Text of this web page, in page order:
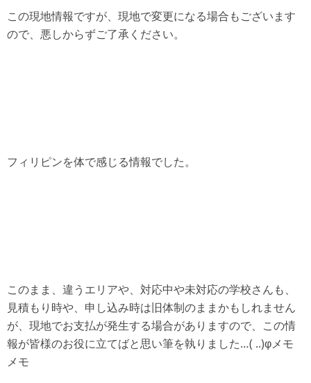
この現地情報ですが、現地で変更になる場合もございます
ので、悪しからずご了承ください。
フィリピンを体で感じる情報でした。
このまま、違うエリアや、対応中や未対応の学校さんも、
見積もり時や、申し込み時は旧体制のままかもしれません
が、現地でお支払が発生する場合がありますので、この情
報が皆様のお役に立てばと思い筆を執りました…( ..)φメモ
メモ